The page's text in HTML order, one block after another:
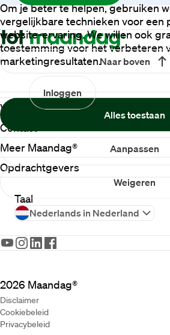
Hulp
en
service
Inloggen
Om je beter te helpen, gebruiken
vergelijkbare technieken voor een
website-ervaring. We willen ook
toestemming voor het verbeteren
marketingresultaten.
Weigeren
Aanpassen
Alles toestaan
Naar boven
Vacature
Contact
Meer Maandag®
Opdrachtgevers
Taal
Nederlands in Nederland
2026 Maandag®
Disclaimer
Cookiebeleid
Privacybeleid